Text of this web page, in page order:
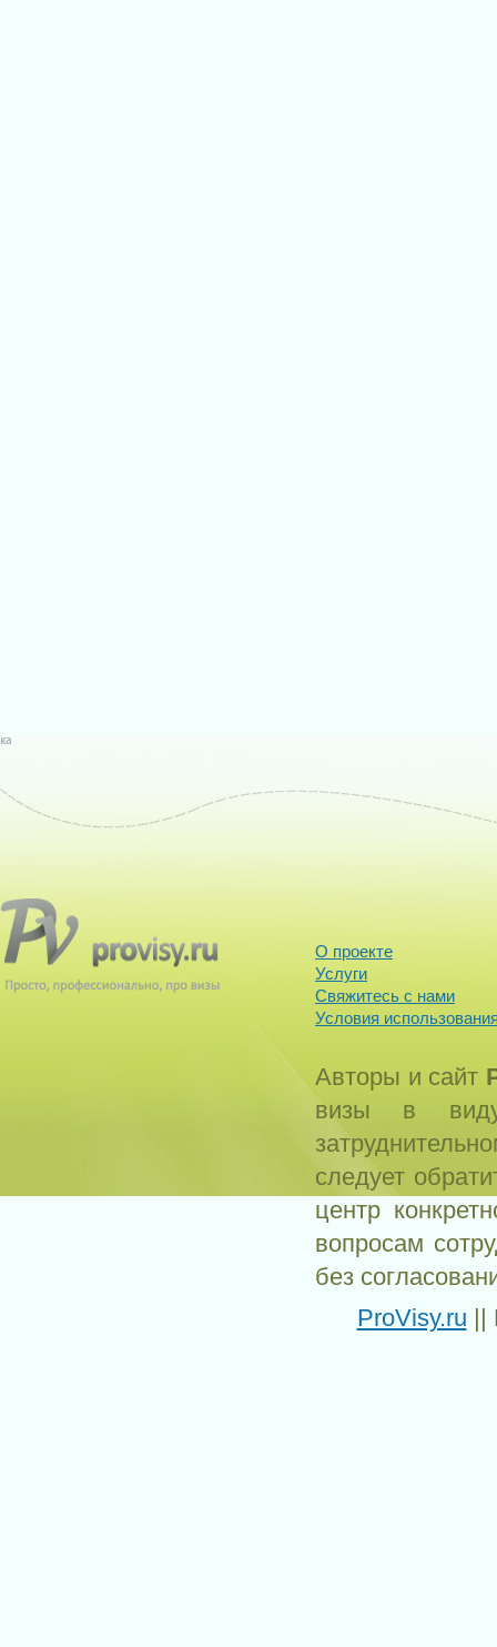
О проекте
Услуги
Свяжитесь с нами
Условия
Авторы и сайт
визы в виду
следует
центр
вопросам
без
ProVisy.ru ||